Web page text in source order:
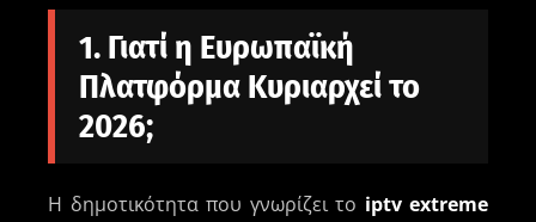
1. Γιατί η Ευρωπαϊκή
Πλατφόρμα Κυριαρχεί το
2026;
Η δημοτικότητα που γνωρίζει το iptv extreme